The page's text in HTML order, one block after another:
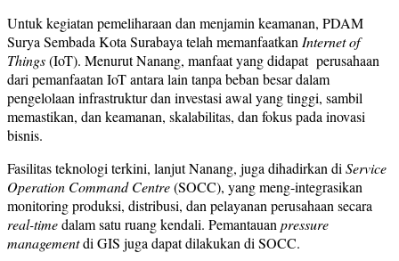
Untuk kegiatan pemeliharaan dan menjamin keamanan, PDAM
Surya Sembada Kota Surabaya telah memanfaatkan Internet of
Things(IoT). Menurut Nanang, manfaat yang didapat perusahaan
dari pemanfaatan IoT antara lain tanpa beban besar dalam
pengelolaan infrastruktur dan investasi awal yang tinggi, sambil
memastikan, dan keamanan, skalabilitas, dan fokus pada inovasi
bisnis.
Fasilitas teknologi terkini, lanjut Nanang, juga dihadirkan di Service
Operation Command Centre(SOCC), yang meng-integrasikan
monitoring produksi, distribusi, dan pelayanan perusahaan secara
real-timedalam satu ruang kendali. Pemantauan pressure
managementdi GIS juga dapat dilakukan di SOCC.